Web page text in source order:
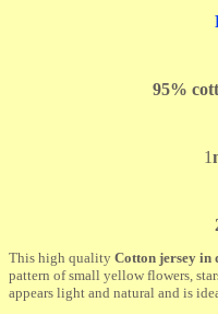
95%
1
This high quality Cotton jersey in
pattern of small yellow flowers,
appears light and natural and is